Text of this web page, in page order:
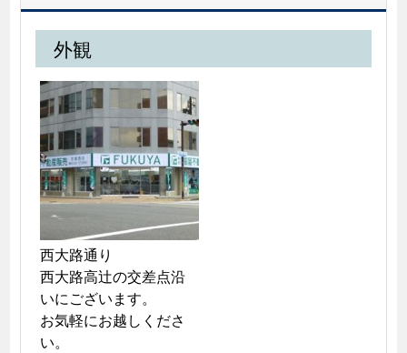
外観
西大路通り
西大路高辻の交差点沿
いにございます。
お気軽にお越しくださ
い。